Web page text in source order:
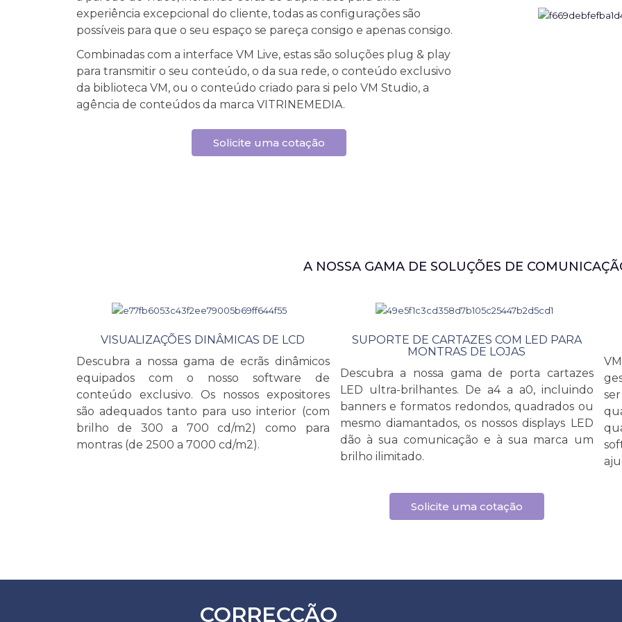
experiência excepcional do cliente, todas as configurações são
possíveis para que o seu espaço se pareça consigo e apenas consigo.
Combinadas com a interface VM Live, estas são soluções plug & play
para transmitir o seu conteúdo, o da sua rede, o conteúdo exclusivo
da biblioteca VM, ou o conteúdo criado para si pelo VM Studio, a
agência de conteúdos da marca VITRINEMEDIA.
Solicite uma cotação
A NOSSA GAMA DE SOLUÇÕES DE
VISUALIZAÇÕES DINÂMICAS DE LCD
Descubra a nossa gama de ecrãs dinâmicos
equipados com o nosso software de
conteúdo exclusivo. Os nossos expositores
são adequados tanto para uso interior (com
brilho de 300 a 700 cd/m2) como para
montras (de 2500 a 7000 cd/m2).
SUPORTE DE CARTAZES COM LED PARA
MONTRAS DE LOJAS
Descubra a nossa gama de porta cartazes
LED ultra-brilhantes. De a4 a a0, incluindo
banners e formatos redondos, quadrados ou
mesmo diamantados, os nossos displays LED
dão à sua comunicação e à sua marca um
brilho ilimitado.
Solicite uma cotação
CORRECÇÃO